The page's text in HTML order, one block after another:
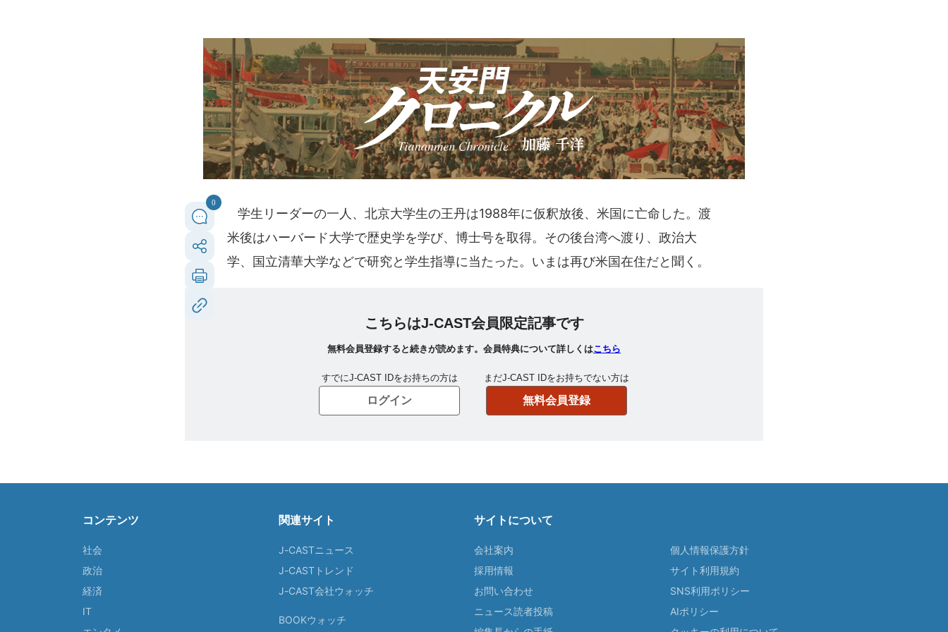
0
学生リーダーの一人、北京大学生の王丹は1988年に仮釈放後、米国に亡命した。渡
米後はハーバード大学で歴史学を学び、博士号を取得。その後台湾へ渡り、政治大
学、国立清華大学などで研究と学生指導に当たった。いまは再び米国在住だと聞く。
コンテンツ
社会
政治
経済
IT
関連サイト
J-CASTニュース
J-CASTトレンド
J-CAST会社ウォッチ
BOOKウォッチ
サイトについて
会社案内
採用情報
お問い合わせ
ニュース読者投稿
個人情報保護方針
サイト利用規約
SNS利用ポリシー
AIポリシー